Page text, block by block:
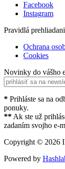
Facebook
Instagram
Pravidlá
Ochrana
Cookies
Novinky do vášho
* Prihláste sa na
ponuky.
** Ak ste už
zadaním svojho e-
Copyright © 2026
Powered by